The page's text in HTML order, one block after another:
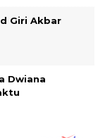
Giri Akbar
Dwiana